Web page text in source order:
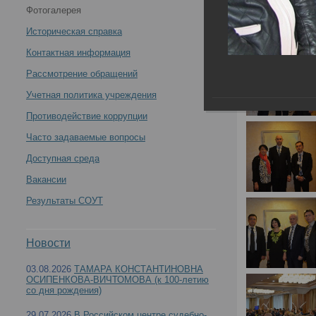
«Организация судебно-медицинской службы России
на современном этапе: задачи, пути решения,
Всероссийская научно-практическая
решения, результаты»
Фотогалерея
Историческая справка
Контактная информация
Рассмотрение обращений
Учетная политика учреждения
Противодействие коррупции
Часто задаваемые вопросы
Доступная среда
Вакансии
Результаты СОУТ
Новости
03.08.2026 ТАМАРА КОНСТАНТИНОВНА
ОСИПЕНКОВА-ВИЧТОМОВА (к 100-летию
со дня рождения)